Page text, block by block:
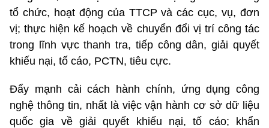
tổ chức, hoạt động của TTCP và các cục, vụ, đơn
vị; thực hiện kế hoạch về chuyển đổi vị trí công tác
trong lĩnh vực thanh tra, tiếp công dân, giải quyết
khiếu nại, tố cáo, PCTN, tiêu cực.
Đẩy mạnh cải cách hành chính, ứng dụng công
nghệ thông tin, nhất là việc vận hành cơ sở dữ liệu
quốc gia về giải quyết khiếu nại, tố cáo; khẩn